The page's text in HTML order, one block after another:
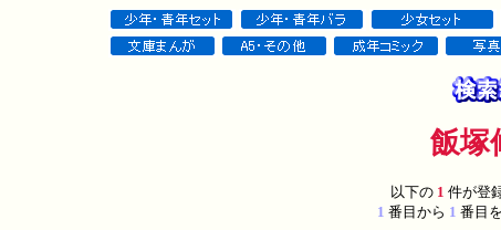
飯塚
以下の1 件が登
1 番目から 1 番目